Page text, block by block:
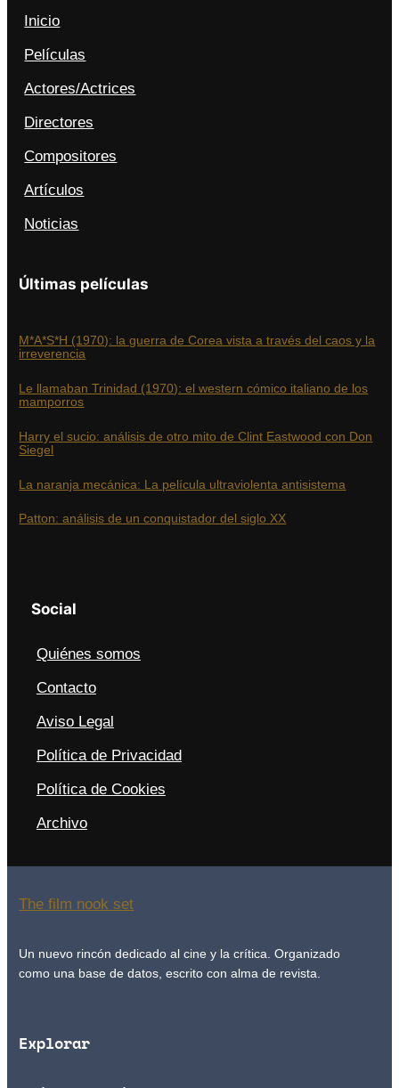
Inicio
Películas
Actores/Actrices
Directores
Compositores
Artículos
Noticias
Últimas películas
M*A*S*H (1970): la guerra de Corea vista a través del caos y la
irreverencia
Le llamaban Trinidad (1970): el western cómico italiano de los
mamporros
Harry el sucio: análisis de otro mito de Clint Eastwood con Don
Siegel
La naranja mecánica: La película ultraviolenta antisistema
Patton: análisis de un conquistador del siglo XX
Social
Quiénes somos
Contacto
Aviso Legal
Política de Privacidad
Política de Cookies
Archivo
The film nook set
Un nuevo rincón dedicado al cine y la crítica. Organizado
como una base de datos, escrito con alma de revista.
Explorar